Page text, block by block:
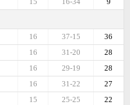
36
37-15
16
28
31-20
16
28
29-19
16
27
31-22
16
22
25-25
15